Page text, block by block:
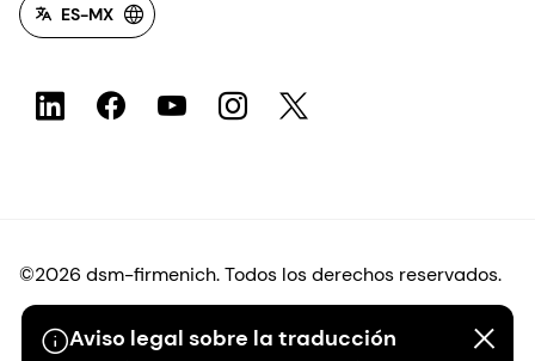
Aviso legal sobre la traducción
ES-MX
©2026 dsm-firmenich. Todos los derechos reservados.
Protección de datos